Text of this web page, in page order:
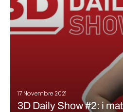
CONTINUA A LEGGERE
17 Novembre 2021
3D Daily Show #2: i